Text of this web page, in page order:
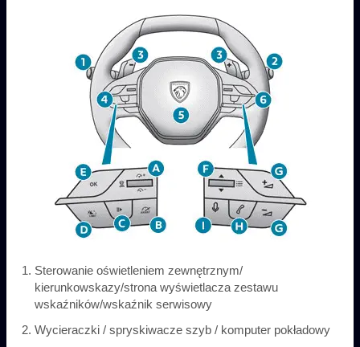
Sterowanie oświetleniem zewnętrznym/
kierunkowskazy/strona wyświetlacza zestawu
wskaźników/wskaźnik serwisowy
Wycieraczki / spryskiwacze szyb / komputer pokładowy